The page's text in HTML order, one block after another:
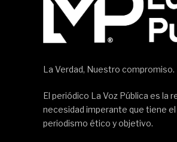
La Verdad, Nuestro compromiso.
El periódico La Voz Pública es la
necesidad imperante que tiene el
periodismo ético y objetivo.